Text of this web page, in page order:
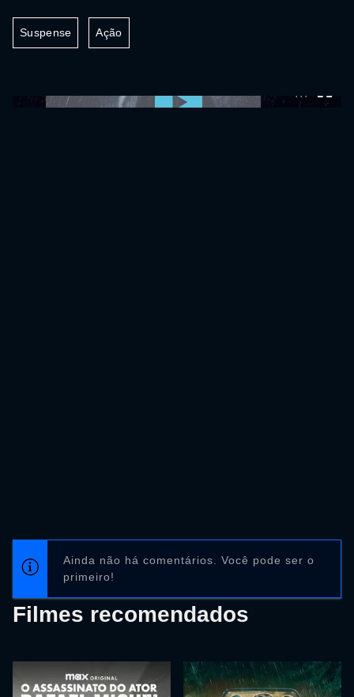
Suspense Ação
Ainda não há comentários. Você pode ser o
primeiro!
Filmes recomendados